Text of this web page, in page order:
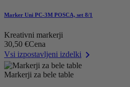
Marker Uni PC-3M POSCA, set 8/1
Kreativni markerji
30,50 €Cena
Vsi izpostavljeni izdelki 
Markerji za bele table